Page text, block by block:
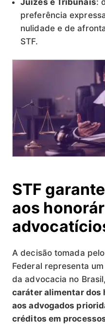
preferência
nulidade e de
STF.
STF
aos
A decisão tomada
Federal representa
da advocacia no
caráter alimentar dos
aos advogados
créditos em